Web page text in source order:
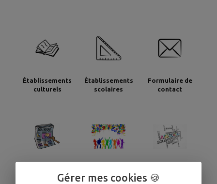
Établissements
culturels
Établissements
scolaires
Formulaire de
contact
municipal
BOYARD, salle des
FENESTRE, salle
Gérer mes cookies 🍪